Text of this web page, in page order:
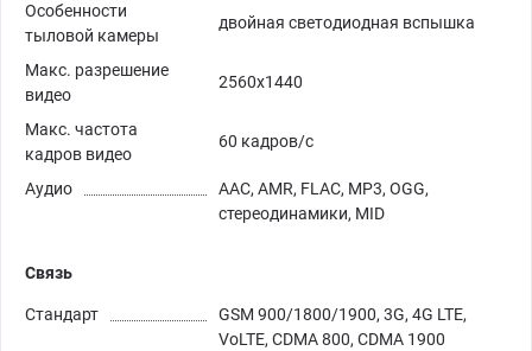
Особенности
тыловой камеры
двойная светодиодная вспышка
Макс. разрешение
видео
2560х1440
Макс. частота
кадров видео
60 кадров/с
Аудио
AAC, AMR, FLAC, MP3, OGG,
стереодинамики, MID
Связь
Стандарт
GSM 900/1800/1900, 3G, 4G LTE,
VoLTE, CDMA 800, CDMA 1900